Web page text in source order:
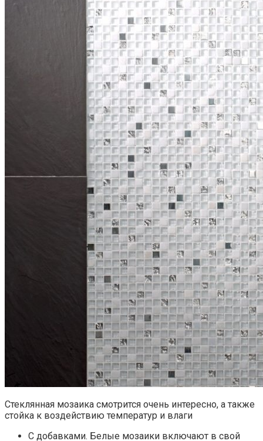
Стеклянная мозаика смотрится очень интересно, а также
стойка к воздействию температур и влаги
С добавками. Белые мозаики включают в свой